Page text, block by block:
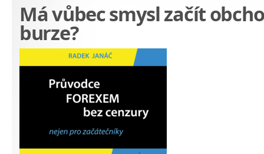
Má vůbec smysl začít
burze?